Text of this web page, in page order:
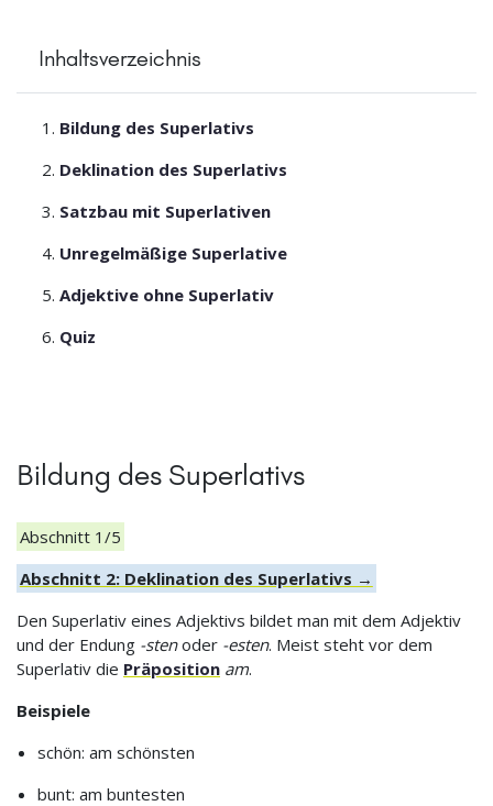
Inhaltsverzeichnis
Bildung des Superlativs
Deklination des Superlativs
Satzbau mit Superlativen
Unregelmäßige Superlative
Adjektive ohne Superlativ
Quiz
Bildung des Superlativs
Abschnitt 1/5
Abschnitt 2: Deklination des Superlativs →
Den Superlativ eines Adjektivs bildet man mit dem Adjektiv
und der Endung -stenoder -esten. Meist steht vor dem
Superlativ die Präposition am.
Beispiele
schön: am schönsten
bunt: am buntesten